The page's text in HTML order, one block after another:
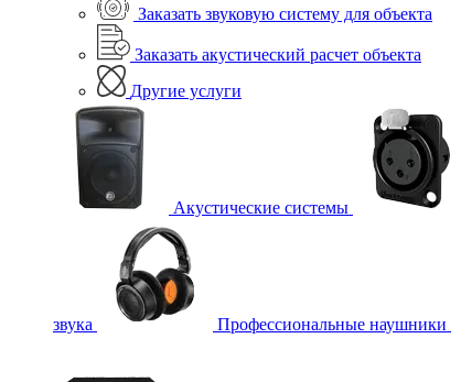
Заказать звуковую систему для объекта
Заказать акустический расчет объекта
Другие услуги
Акустические системы
звука Профессиональные наушники